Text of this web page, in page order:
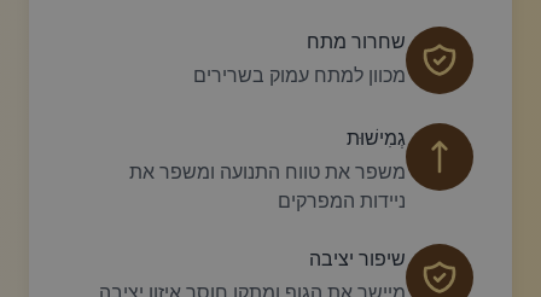
שחרור מתח
מכוון למתח עמוק בשרירים
גְמִישׁוּת
משפר את טווח התנועה ומשפר את
ניידות המפרקים
שיפור יציבה